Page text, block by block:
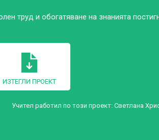
труд и обогатяване на знанията
ИЗТЕГЛИ ПРОЕКТ
Учител работил по този проект: Светлана